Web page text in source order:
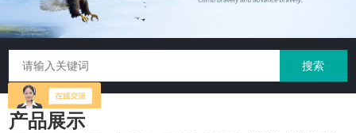
产品展示